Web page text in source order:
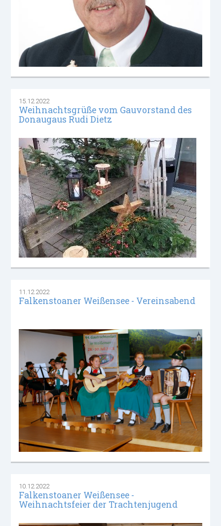
15.12.2022
Weihnachtsgrüße vom Gauvorstand des
Donaugaus Rudi Dietz
11.12.2022
Falkenstoaner Weißensee - Vereinsabend
10.12.2022
Falkenstoaner Weißensee -
Weihnachtsfeier der Trachtenjugend